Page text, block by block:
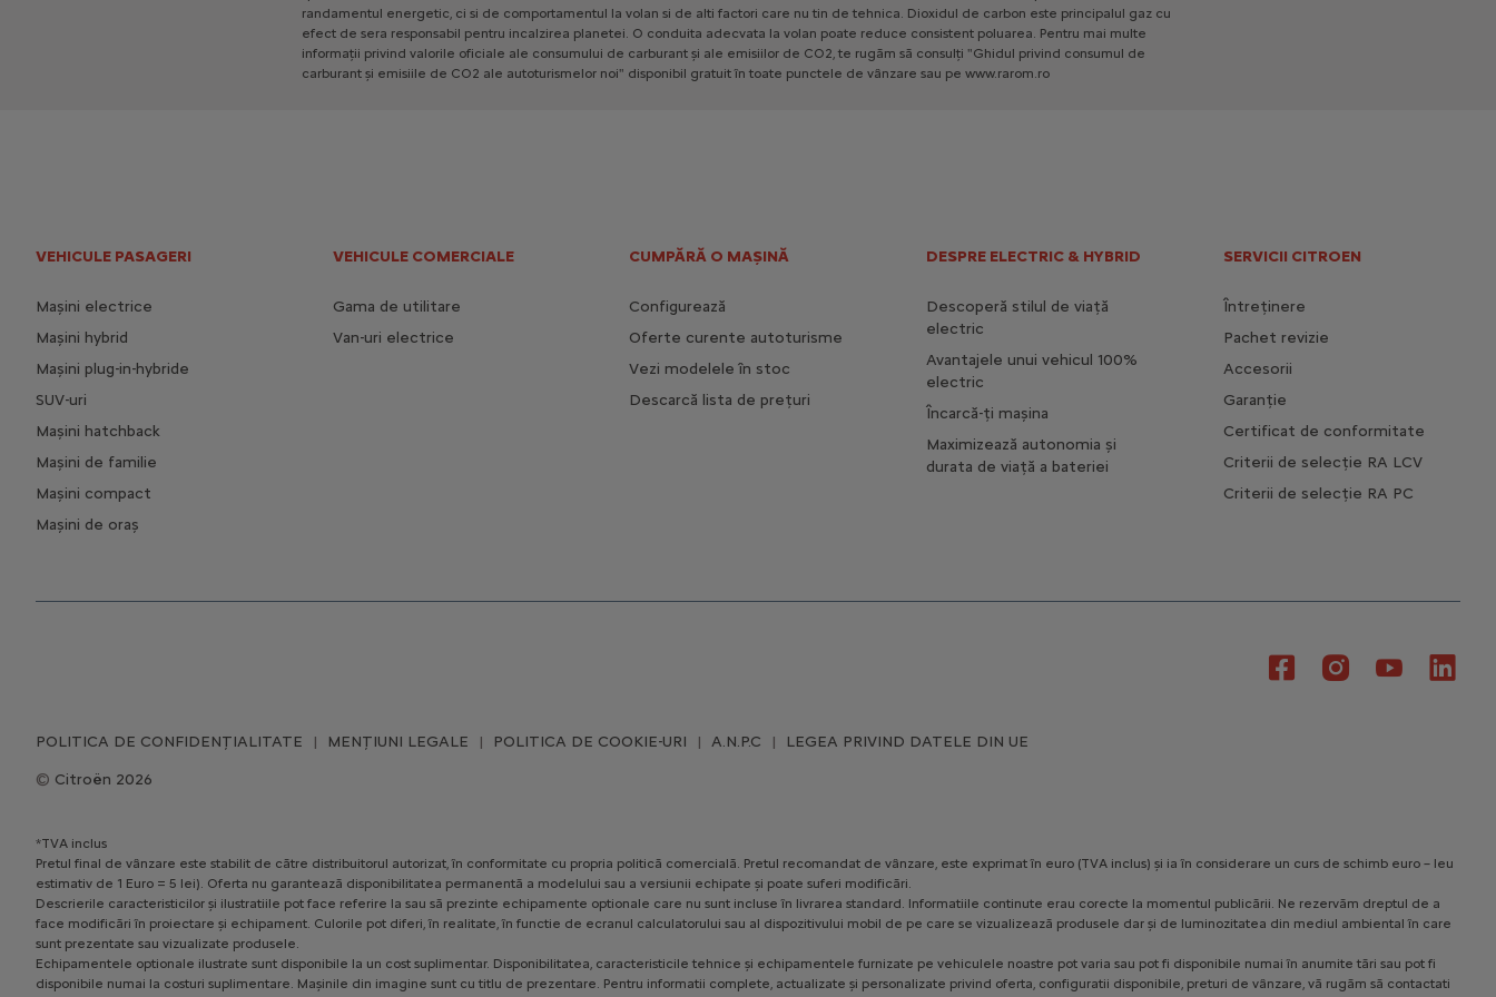
randamentul energetic, ci si de comportamentul la volan si de alti factori care nu tin de tehnica. Dioxidul de carbon este principalul gaz cu
efect de sera responsabil pentru incalzirea planetei. O conduita adecvata la volan poate reduce consistent poluarea. Pentru mai multe
informații privind valorile oficiale ale consumului de carburant și ale emisiilor de CO2, te rugăm să consulți "Ghidul privind consumul de
carburant și emisiile de CO2 ale autoturismelor noi" disponibil gratuit în toate punctele de vânzare sau pe www.rarom.ro
VEHICULE PASAGERI
Mașini electrice
Mașini hybrid
Mașini plug-in-hybride
SUV-uri
Mașini hatchback
Mașini de familie
Mașini compact
Mașini de oraș
VEHICULE COMERCIALE
Gama de utilitare
Van-uri electrice
CUMPĂRĂ O MAȘINĂ
Configurează
Oferte curente autoturisme
Vezi modelele în stoc
Descarcă lista de prețuri
DESPRE ELECTRIC & HYBRID
Descoperă stilul de viață
electric
Avantajele unui vehicul 100%
electric
Încarcă-ți mașina
Maximizează autonomia și
durata de viață a bateriei
SERVICII CITROEN
Întreținere
Pachet revizie
Accesorii
Garanție
Certificat de conformitate
Criterii de selecție RA LCV
Criterii de selecție RA PC
Citroën 2026
POLITICA DE CONFIDENȚIALITATE MENȚIUNI LEGALE POLITICA DE COOKIE-URI A.N.P.C LEGEA PRIVIND DATELE DIN UE
*TVA inclus
Pretul final de vânzare este stabilit de către distribuitorul autorizat, în conformitate cu propria politică comercială. Pretul recomandat de vânzare, este exprimat în euro (TVA inclus) și ia în considerare un curs de schimb euro – leu
estimativ de 1 Euro = 5 lei). Oferta nu garantează disponibilitatea permanentă a modelului sau a versiunii echipate și poate suferi modificări.
Descrierile caracteristicilor și ilustratiile pot face referire la sau să prezinte echipamente optionale care nu sunt incluse în livrarea standard. Informatiile continute erau corecte la momentul publicării. Ne rezervăm dreptul de a
face modificări în proiectare și echipament. Culorile pot diferi, în realitate, în functie de ecranul calculatorului sau al dispozitivului mobil de pe care se vizualizează produsele dar și de luminozitatea din mediul ambiental în care
sunt prezentate sau vizualizate produsele.
Echipamentele optionale ilustrate sunt disponibile la un cost suplimentar. Disponibilitatea, caracteristicile tehnice și echipamentele furnizate pe vehiculele noastre pot varia sau pot fi disponibile numai în anumite tări sau pot fi
disponibile numai la costuri suplimentare. Mașinile din imagine sunt cu titlu de prezentare. Pentru informatii complete, actualizate și personalizate privind oferta, configuratii disponibile, preturi de vânzare, vă rugăm să contactati